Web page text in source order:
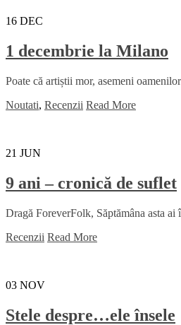
16 DEC
1 decembrie la Milano
Poate că artiștii mor, asemeni
Noutati, Recenzii Read More
21 JUN
9 ani – cronică de suflet
Dragă ForeverFolk, Săptămâna asta
Recenzii Read More
03 NOV
Stele despre…ele însele